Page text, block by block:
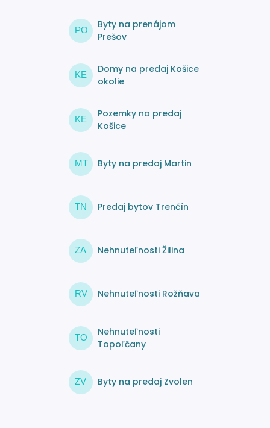
PO
Byty na prenájom
Prešov
KE
Domy na predaj Košice
okolie
KE
Pozemky na predaj
Košice
MT Byty na predaj Martin
TN Predaj bytov Trenčín
ZA Nehnuteľnosti Žilina
RV Nehnuteľnosti Rožňava
TO
Nehnuteľnosti
Topoľčany
ZV Byty na predaj Zvolen